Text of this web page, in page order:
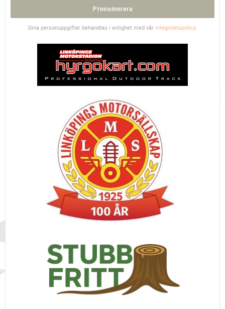
Prenumerera
Dina personuppgifter behandlas i enlighet med vår integritetspolicy.